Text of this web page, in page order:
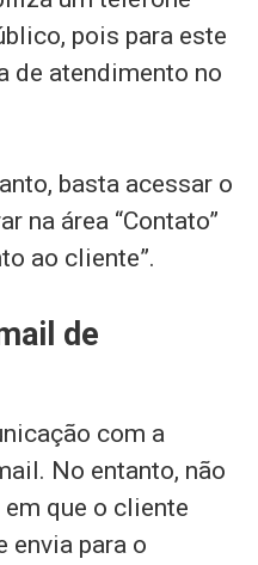
pois para este
de atendimento no
basta acessar o
na área “Contato”
ao cliente”.
de
com a
No entanto, não
que o cliente
envia para o